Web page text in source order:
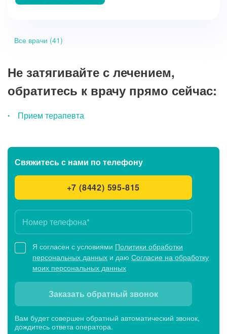
Все врачи (41)
Не затягивайте с лечением,
обратитесь к врачу прямо сейчас:
Прием терапевта
Свяжитесь с нами по телефону
+7 (8442) 595-815
Я согласен с условиями Политики обработки
персональных данных и даю Согласие на обработку
моих персональных данных
Заказать обратный звонок
Вам будет совершен обратный автоматический звонок,
дождитесь ответа оператора.